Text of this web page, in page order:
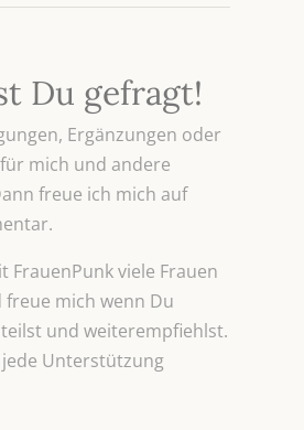
Du gefragt!
Ergänzungen oder
mich und andere
freue ich mich auf
FrauenPunk viele Frauen
mich wenn Du
und weiterempfiehlst.
Unterstützung